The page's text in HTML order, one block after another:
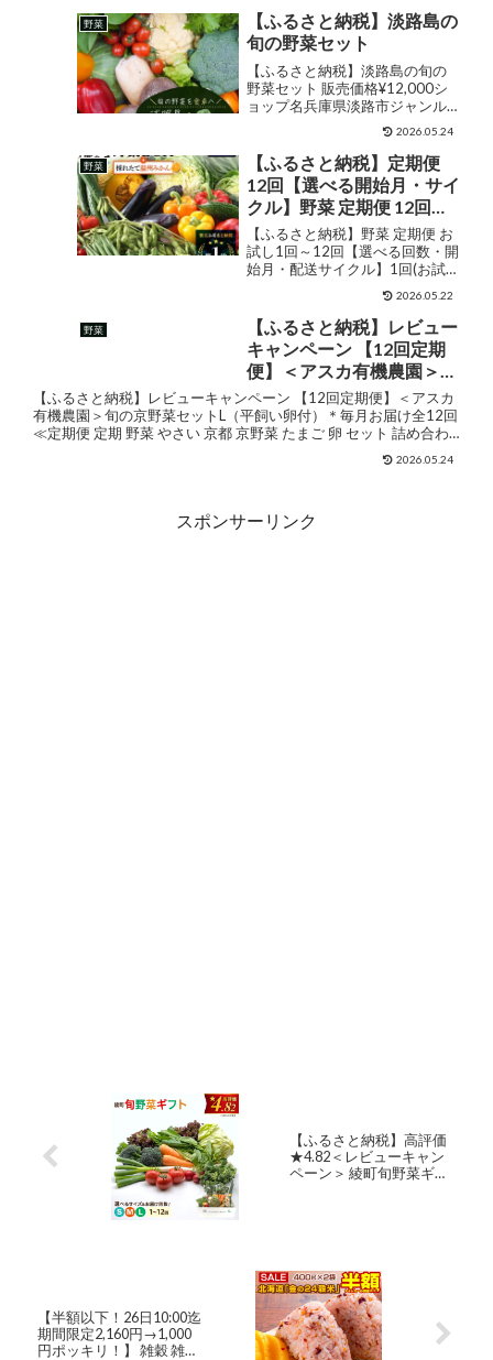
野菜
【ふるさと納税】淡路島の
旬の野菜セット
【ふるさと納税】淡路島の旬の
野菜セット 販売価格¥12,000シ
ョップ名兵庫県淡路市ジャンル
セット・詰め合わせ購入する 人
気の淡路島産の新鮮なお野菜で
す近隣農家さんたちが丹精込め
て作った野菜を、毎朝、採れた
てで持って来てくれるので、鮮
度は抜...
2026.05.24
野菜
【ふるさと納税】定期便
12回【選べる開始月・サイ
クル】野菜 定期便 12回
8~10品目 旬のおまかせ野
菜セット 12ヶ月 | ふるさと
納税 野菜 詰め合わせ 1年
定番野菜 新鮮 産地直送 ふ
るさと 佐賀県 鹿島市 人気
送料無料 H-13
【ふるさと納税】野菜 定期便 お
試し1回～12回【選べる回数・開
始月・配送サイクル】1回(お試
し) 6回 12回 6~10品目 旬のおま
かせ野菜セット 12ヶ月 6ヶ月 |
ふるさと納税 野菜 詰め合わせ 定
番野菜 新鮮 産地直送 佐賀県 ...
2026.05.22
野菜
【ふるさと納税】レビュー
キャンペーン 【12回定期
便】＜アスカ有機農園＞旬
の京野菜セットL（平飼い
卵付）＊毎月お届け全12回
≪定期便 定期 野菜 やさい
京都 京野菜 たまご 卵 セッ
冷蔵 直送 ≫【スイーツ
【ふるさと納税】レビューキャンペーン 【12回定期便】＜アスカ
有機農園＞旬の京野菜セットL（平飼い卵付）＊毎月お届け全12回
≪定期便 定期 野菜 やさい 京都 京野菜 たまご 卵 セット 詰め合わ
2026.05.24
スポンサーリンク
【ふるさと納税】高評価
★4.82＜レビューキャン
ペーン＞ 綾町旬野菜ギフ
納税 送料無料 【オーガニ
ックのまち 宮崎県綾町】
【半額以下！26日10:00迄
期間限定2,160円→1,000
円ポッキリ！】 雑穀 雑穀